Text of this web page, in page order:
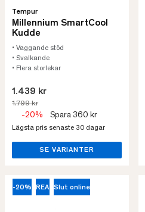
Tempur
Millennium SmartCool
Kudde
• Vaggande stöd
• Svalkande
• Flera storlekar
1.439 kr
1.799 kr
-20% Spara 360 kr
Lägsta pris senaste 30 dagar
SE VARIANTER
-20% REA Slut online